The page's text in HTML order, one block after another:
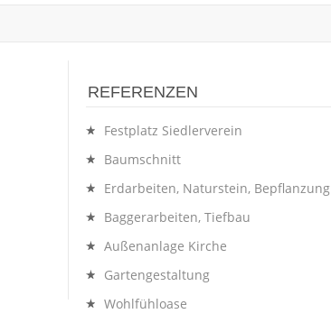
REFERENZEN
Festplatz Siedlerverein
Baumschnitt
Erdarbeiten, Naturstein, Bepflanzung
Baggerarbeiten, Tiefbau
Außenanlage Kirche
Gartengestaltung
Wohlfühloase